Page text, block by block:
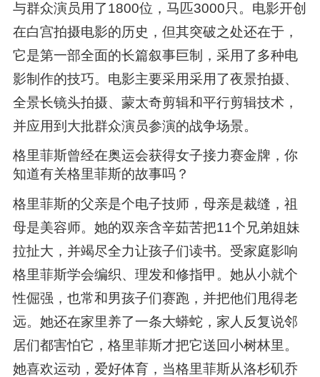
与群众演员用了1800位，马匹3000只。电影开创
在白宫拍摄电影的历史，但其突破之处还在于，
它是第一部全面的长篇叙事巨制，采用了多种电
影制作的技巧。电影主要采用采用了夜景拍摄、
全景长镜头拍摄、蒙太奇剪辑和平行剪辑技术，
并应用到大批群众演员参演的战争场景。
格里菲斯曾经在奥运会获得女子接力赛金牌，你
知道有关格里菲斯的故事吗？
格里菲斯的父亲是个电子技师，母亲是裁缝，祖
母是美容师。她的双亲含辛茹苦把11个兄弟姐妹
拉扯大，并竭尽全力让孩子们读书。受家庭影响
格里菲斯学会编织、理发和修指甲。她从小就个
性倔强，也常和男孩子们赛跑，并把他们甩得老
远。她还在家里养了一条大蟒蛇，家人反复说邻
居们都害怕它，格里菲斯才把它送回小树林里。
她喜欢运动，爱好体育，当格里菲斯从洛杉矶乔